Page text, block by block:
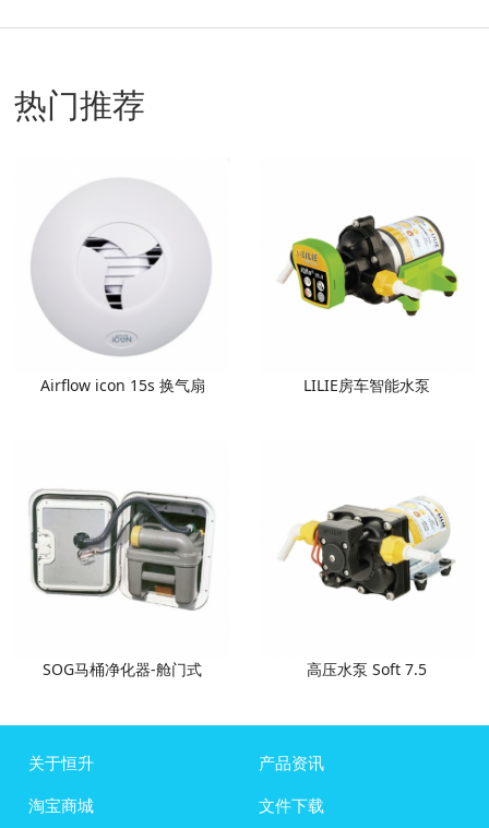
热门推荐
Airflow icon 15s 换气扇 LILIE房车智能水泵
SOG马桶净化器-舱门式 高压水泵 Soft 7.5
关于恒升
产品资讯
淘宝商城
文件下载